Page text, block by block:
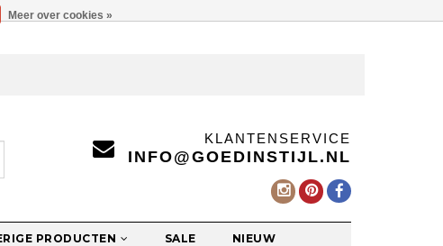
KLANTENSERVICE
INFO@GOEDINSTIJL.NL
PRODUCTEN SALE NIEUW
Meer over cookies »